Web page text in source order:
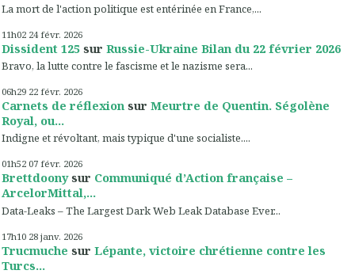
La mort de l'action politique est entérinée en France,...
11h02 24 févr. 2026
Dissident 125 sur Russie-Ukraine Bilan du 22 février 2026
Bravo, la lutte contre le fascisme et le nazisme sera...
06h29 22 févr. 2026
Carnets de réflexion sur Meurtre de Quentin. Ségolène
Royal, ou...
Indigne et révoltant, mais typique d'une socialiste....
01h52 07 févr. 2026
Brettdoonysur Communiqué d’Action française –
ArcelorMittal,...
Data-Leaks – The Largest Dark Web Leak Database Ever...
17h10 28 janv. 2026
Trucmuche sur Lépante, victoire chrétienne contre les
Turcs...